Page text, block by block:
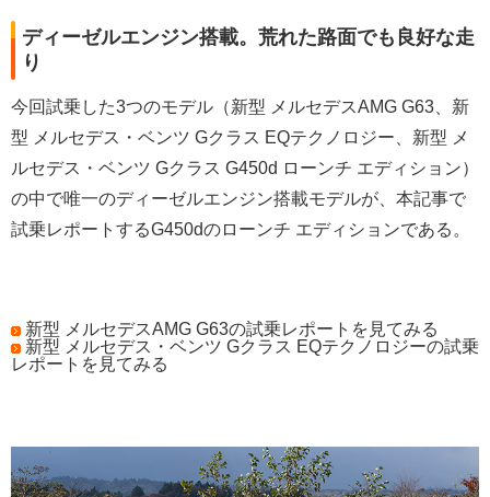
ディーゼルエンジン搭載。荒れた路面でも良好な走
り
今回試乗した3つのモデル（新型 メルセデスAMG G63、新
型 メルセデス・ベンツ Gクラス EQテクノロジー、新型 メ
ルセデス・ベンツ Gクラス G450d ローンチ エディション）
の中で唯一のディーゼルエンジン搭載モデルが、本記事で
試乗レポートするG450dのローンチ エディションである。
新型 メルセデスAMG G63の試乗レポートを見てみる
新型 メルセデス・ベンツ Gクラス EQテクノロジーの試乗
レポートを見てみる